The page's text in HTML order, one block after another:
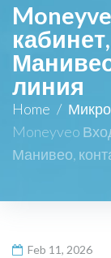
линия
Home /
Moneyveo
Манивео,
Feb 11, 2026